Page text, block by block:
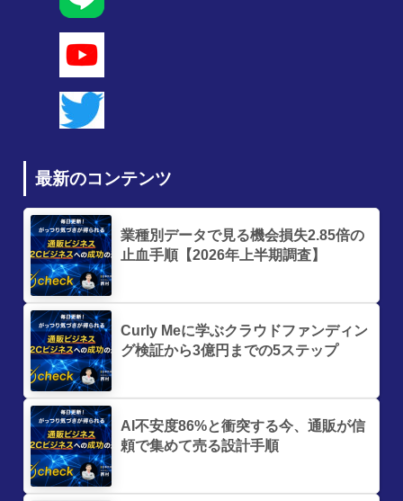
最新のコンテンツ
業種別データで見る機会損失2.85倍の
止血手順【2026年上半期調査】
Curly Meに学ぶクラウドファンディン
グ検証から3億円までの5ステップ
AI不安度86%と衝突する今、通販が信
頼で集めて売る設計手順